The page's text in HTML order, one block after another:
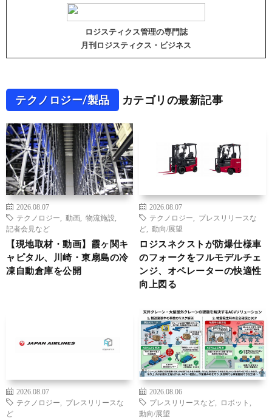
ロジスティクス管理の専門誌
月刊ロジスティクス・ビジネス
テクノロジー/製品 カテゴリの最新記事
2026.08.07
テクノロジー
動画 物流施設
記者会見など
【現地取材・動画】霞ヶ関キ
ャピタル、川崎・東扇島の冷
凍自動倉庫を公開
2026.08.07
テクノロジー
プレスリリースな
ど
動向/展望
ロジスネクストが防爆仕様車
のフォークをフルモデルチェ
ンジ、オペレーターの快適性
向上図る
2026.08.07
テクノロジー
プレスリリースな
ど
2026.08.06
プレスリリースなど
ロボット
動向/展望